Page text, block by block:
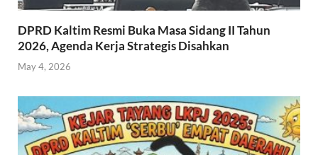
DPRD Kaltim Resmi Buka Masa Sidang II Tahun
2026, Agenda Kerja Strategis Disahkan
May 4, 2026